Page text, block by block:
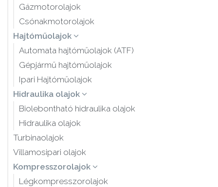
Gázmotorolajok
Csónakmotorolajok
Hajtóműolajok
Automata hajtóműolajok (ATF)
Gépjármű hajtóműolajok
Ipari Hajtóműolajok
Hidraulika olajok
Biolebontható hidraulika olajok
Hidraulika olajok
Turbinaolajok
Villamosipari olajok
Kompresszorolajok
Légkompresszorolajok